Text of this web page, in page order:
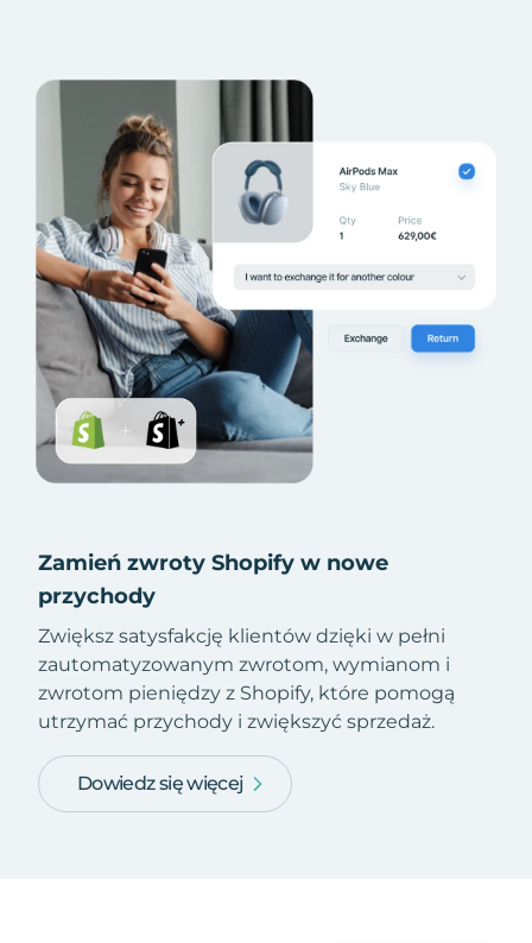
Zamień zwroty Shopify w nowe
przychody
Zwiększ satysfakcję klientów dzięki w pełni
zautomatyzowanym zwrotom, wymianom i
zwrotom pieniędzy z Shopify, które pomogą
utrzymać przychody i zwiększyć sprzedaż.
Dowiedz się więcej